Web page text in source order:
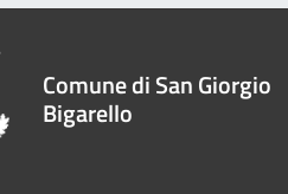
Comune di San Giorgio
Bigarello